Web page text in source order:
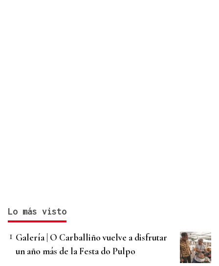
Lo más visto
Galería | O Carballiño vuelve a disfrutar
un año más de la Festa do Pulpo